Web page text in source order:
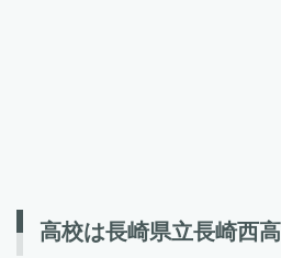
高校は長崎県立長崎西